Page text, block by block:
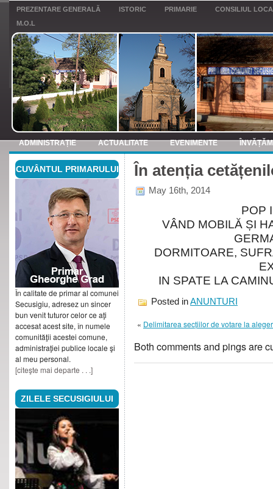
PREZENTARE GENERALĂ ISTORIC PRIMARIE
CONSILIUL
M.O.L
ADMINISTRAȚIE ACTUALITATE EVENIMENTE
ANUNTURI
CUVÂNTUL PRIMARULUI
În calitate de primar al comunei
Secusigiu, adresez un sincer
bun venit tuturor celor ce aţi
accesat acest site, în numele
comunităţii acestei comune,
administraţiei publice locale şi
al meu personal.
[citeşte mai departe . . .]
ZILELE SECUSIGIULUI
În atenția
May 16th, 2014
POP
VÂND MOBILĂ ȘI
DORMITOARE,
IN SPATE LA
Posted inANUNTURI
« Delimitarea secțiilor de votare la
Both comments and pings are